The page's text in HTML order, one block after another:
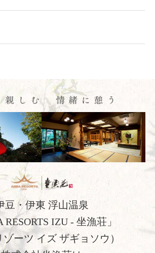
豆・伊東 浮山温泉
RESORTS IZU - 坐漁荘」
ゾーツ イズ ザギョソウ）
HOME
コンセプト
客室
料理
温泉
館内施設
アクセス